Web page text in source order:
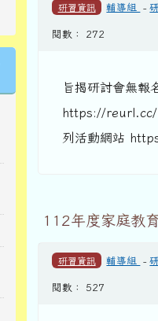
研習資訊 輔導組 -
閱數： 272
旨揭研討會無報
https://reurl.cc/
列活動網站
112年度家庭教
研習資訊 輔導組 -
閱數： 527